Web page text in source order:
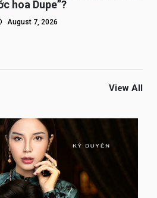
hoa Dupe”?
August 7, 2026
View All